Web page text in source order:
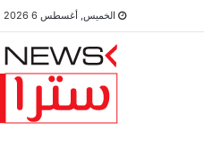
الخميس, أغسطس 6 2026